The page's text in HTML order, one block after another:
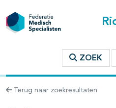
ZOEK
Terug naar zoekresultaten
binnen deze richtlijn